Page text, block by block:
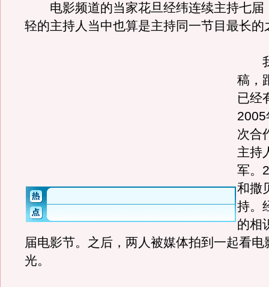
电影频道的当家花旦经纬连续主持七届
轻的主持人当中也算是主持同一节目最长的
我
稿，
已经
2005
次合
主持
军。
和撒
持。
的相
届电影节。之后，两人被媒体拍到一起看电
光。